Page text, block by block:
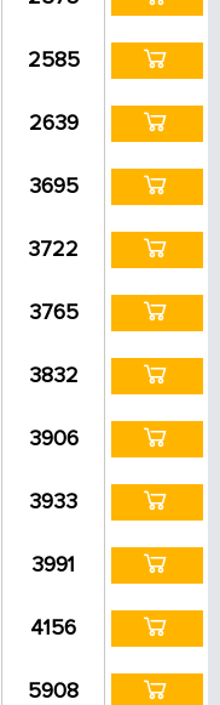
2585
2639
3695
3722
3765
3832
3906
3933
3991
4156
5908